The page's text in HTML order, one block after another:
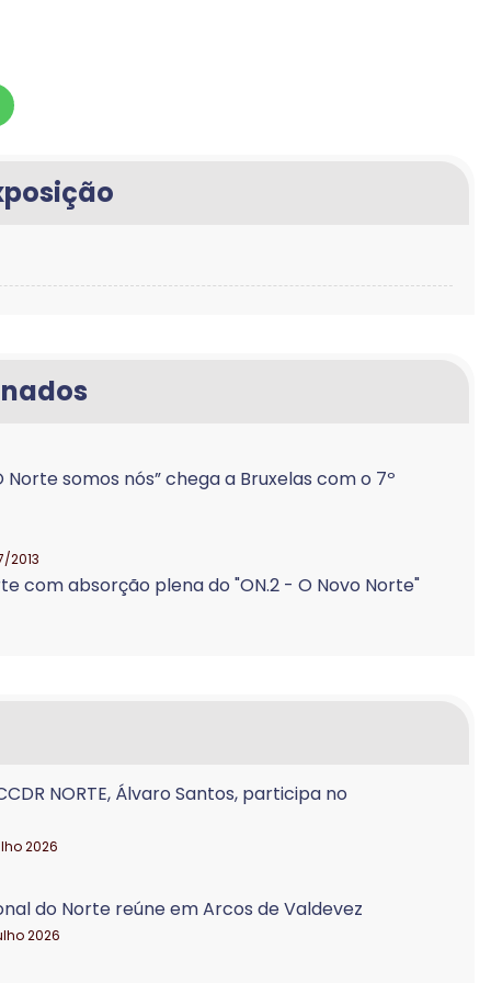
Norte somos nós” chega a Bruxelas com o 7º
2013
com absorção plena do "ON.2 - O Novo Norte"
NORTE, Álvaro Santos, participa no
2026
do Norte reúne em Arcos de Valdevez
2026